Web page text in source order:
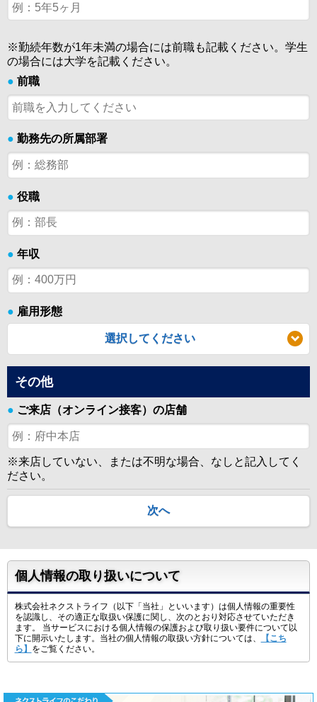
※勤続年数が1年未満の場合には前職も記載ください。学生
の場合には大学を記載ください。
● 前職
● 勤務先の所属部署
● 役職
● 年収
● 雇用形態
選択してください
その他
● ご来店（オンライン接客）の店舗
※来店していない、または不明な場合、なしと記入してく
ださい。
次へ
個人情報の取り扱いについて
株式会社ネクストライフ（以下「当社」といいます）は個人情報の重要性
を認識し、その適正な取扱い保護に関し、次のとおり対応させていただき
ます。 当サービスにおける個人情報の保護および取り扱い要件について以
下に開示いたします。当社の個人情報の取扱い方針については、
【こち
ら】
をご覧ください。